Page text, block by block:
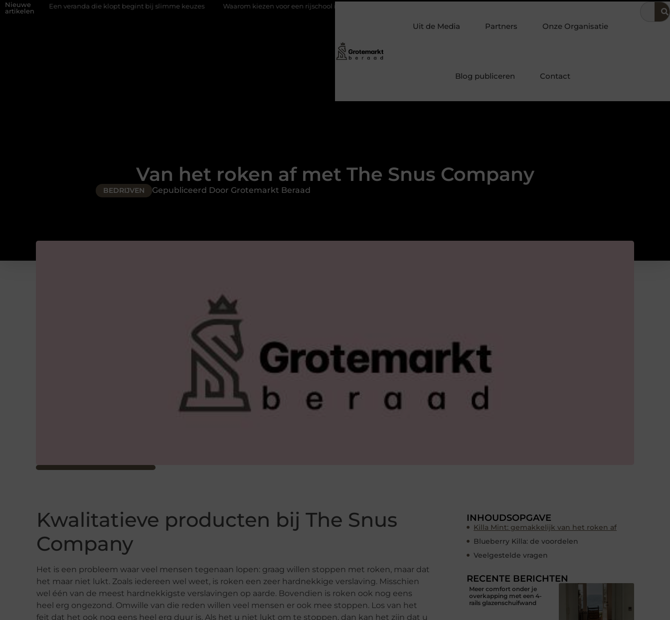
Nieuwe
artikelen
veranda die klopt begint bij slimme keuzes Waarom kiezen voor een rijschool in Utrecht? Dit is hoe je de beste kapper in Arnhem kunt
Uit de Media Partners Onze Organisatie
Blog publiceren Contact
Van het roken af met The Snus Company
BEDRIJVEN Gepubliceerd Door Grotemarkt Beraad
Kwalitatieve producten bij The Snus
Company
Het is een probleem waar veel mensen tegenaan lopen: graag willen stoppen met roken, maar dat
het maar niet lukt. Zoals iedereen wel weet, is roken een zeer hardnekkige verslaving. Misschien
wel één van de meest hardnekkigste verslavingen op aarde. Bovendien is roken ook nog eens
heel erg ongezond. Omwille van die reden willen veel mensen er ook mee stoppen. Los van het
feit dat het ook nog eens heel erg duur is. Als het u niet lukt om te stoppen, dan kan het zijn dat u
INHOUDSOPGAVE
Killa Mint: gemakkelijk van het roken af
Blueberry Killa: de voordelen
Veelgestelde vragen
RECENTE BERICHTEN
Meer comfort onder je
overkapping met een 4-
rails glazenschuifwand